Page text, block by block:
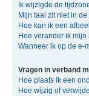
Ik wijzigde de
Mijn taal zit niet in de
Hoe kan ik een
Hoe verander ik mijn
Wanneer ik op de e-
Vragen in verband
Hoe plaats ik een
Hoe wijzig of